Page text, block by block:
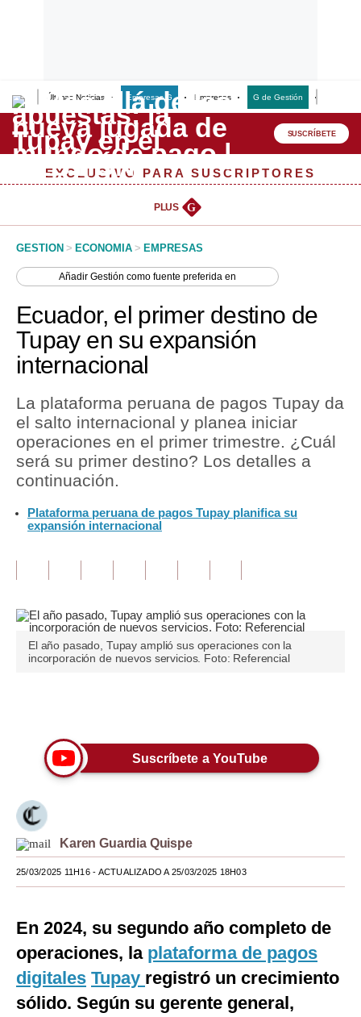
Últimas Noticias Empresas G Empresas G de Gestión
Lo último
Peru Quiosco
Management & Empleo
Perú
Política
Finanzas Personales
Inmobiliarias
Plus G
Opinión
Blogs
Tendencias
Moda
Estilos
Mundo
EEUU
México
Internacional
Tecnología
Club del Suscriptor
SUSCRÍBETE
EXCLUSIVO PARA SUSCRIPTORES
PLUS G
GESTION > ECONOMIA > EMPRESAS
AñadirGestión como fuente preferida en
Ecuador, el primer destino de
Tupay en su expansión
internacional
La plataforma peruana de pagos Tupay da
el salto internacional y planea iniciar
operaciones en el primer trimestre. ¿Cuál
será su primer destino? Los detalles a
continuación.
Plataforma peruana de pagos Tupay planifica su
expansión internacional
El año pasado, Tupay amplió sus operaciones con la
incorporación de nuevos servicios. Foto: Referencial
Suscríbete a YouTube
Karen Guardia Quispe
25/03/2025 11H16- ACTUALIZADO A 25/03/2025 18H03
En 2024, su segundo año completo de
operaciones, la plataforma de pagos
digitales Tupay registró un crecimiento
sólido. Según su gerente general,